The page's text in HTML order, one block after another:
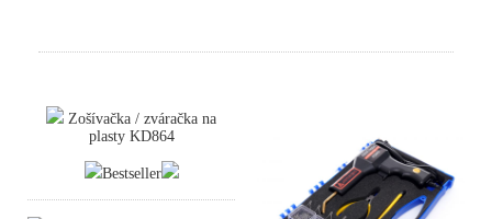
Zošívačka / zváračka na
plasty KD864
Bestseller